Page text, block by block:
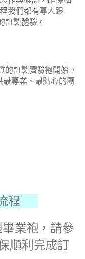
我們都有專人跟
訂製體驗。
的訂製實驗袍開始。
專業、最貼心的團
程
業袍，請參
順利完成訂